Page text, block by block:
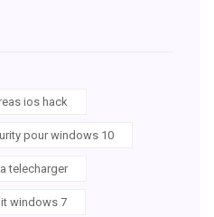
ios hack
pour windows 10
telecharger
windows 7